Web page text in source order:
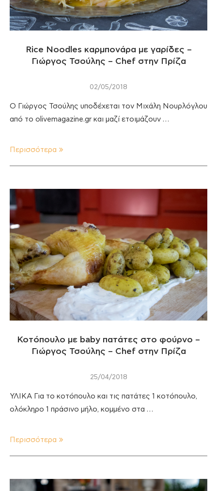
Rice Noodles καρμπονάρα με γαρίδες –
Γιώργος Τσούλης – Chef στην Πρίζα
02/05/2018
O Γιώργος Τσούλης υποδέχεται τον Μιχάλη Νουρλόγλου
από το olivemagazine.gr και μαζί ετοιμάζουν …
Περισσότερα
Κοτόπουλο με baby πατάτες στο φούρνο –
Γιώργος Τσούλης – Chef στην Πρίζα
25/04/2018
ΥΛΙΚΑ Για το κοτόπουλο και τις πατάτες 1 κοτόπουλο,
ολόκληρο 1 πράσινο μήλο, κομμένο στα …
Περισσότερα